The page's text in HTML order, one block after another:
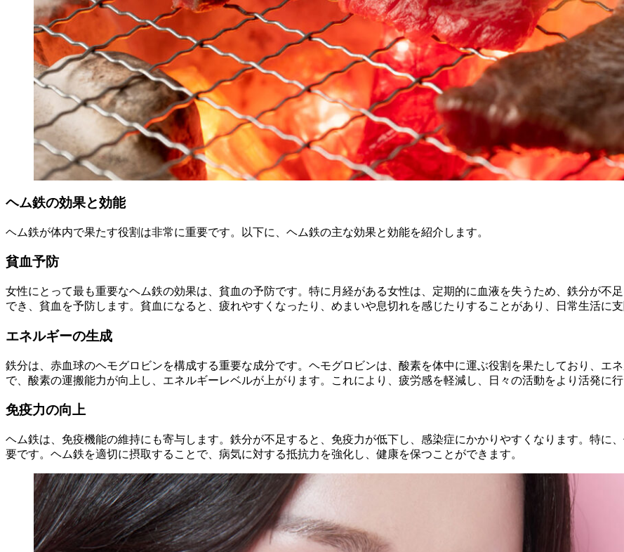
ヘム鉄の効果と効能
ヘム鉄が体内で果たす役割は非常に重要です。以下に、ヘム鉄の主な効果と効能を紹介します。
貧血予防
女性にとって最も重要なヘム鉄の効果は、貧血の予防です。特に月経がある女性は、定期的に血液を失うため、鉄分が不
でき、貧血を予防します。貧血になると、疲れやすくなったり、めまいや息切れを感じたりすることがあり、日常生活に
エネルギーの生成
鉄分は、赤血球のヘモグロビンを構成する重要な成分です。ヘモグロビンは、酸素を体中に運ぶ役割を果たしており、エ
で、酸素の運搬能力が向上し、エネルギーレベルが上がります。これにより、疲労感を軽減し、日々の活動をより活発に行
免疫力の向上
ヘム鉄は、免疫機能の維持にも寄与します。鉄分が不足すると、免疫力が低下し、感染症にかかりやすくなります。特に
要です。ヘム鉄を適切に摂取することで、病気に対する抵抗力を強化し、健康を保つことができます。